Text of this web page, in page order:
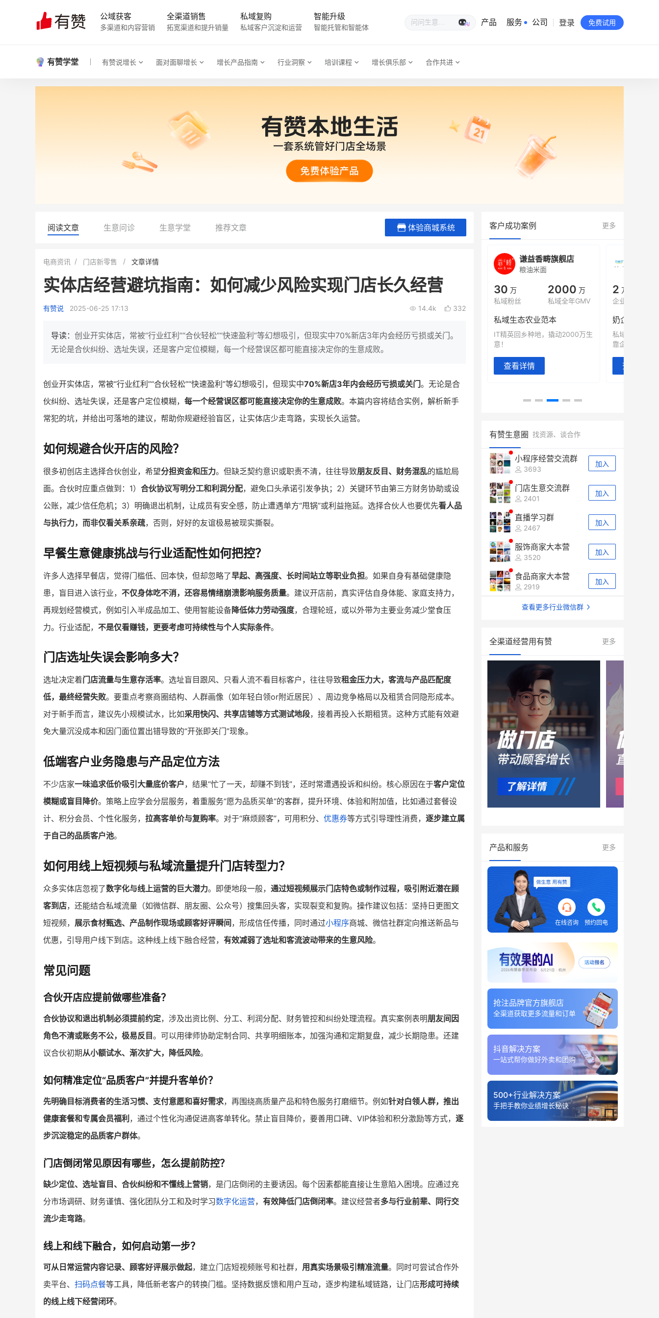
公域获客
多渠道和内容营销
全渠道销售
拓宽渠道和提升销量
私域复购
私域客户沉淀和运营
智能升级
智能托管和智能体
生意专家
产品 服务 公司
有赞公益
站点地图
登录 免费试用
有赞学堂 有赞说增长 面对面聊增长 增长产品指南 行业洞察 培训课程 增长俱乐部 合作共进
阅读文章 生意问诊 生意学堂 推荐文章 体验商城系统
电商资讯 门店新零售 文章详情
实体店经营避坑指南：如何减少风险实现门店长久经营
有赞说 2025-06-25 17:13 14.4k 332
导读： 创业开实体店，常被“行业红利”“合伙轻松”“快速盈利”等幻想吸引，但现实中70%新店3年内会经历亏损或关门。
无论是合伙纠纷、选址失误，还是客户定位模糊，每一个经营误区都可能直接决定你的生意成败。
创业开实体店，常被“行业红利”“合伙轻松”“快速盈利”等幻想吸引，但现实中70%新店3年内会经历亏损或关门。无论是合
伙纠纷、选址失误，还是客户定位模糊， 每一个经营误区都可能直接决定你的生意成败。本篇内容将结合实例，解析新手
常犯的坑，并给出可落地的建议，帮助你规避经验盲区，让实体店少走弯路，实现长久运营。
如何规避合伙开店的风险？
很多初创店主选择合伙创业，希望分担资金和压力。但缺乏契约意识或职责不清，往往导致朋友反目、财务混乱的尴尬局
面。合伙时应重点做到：1） 合伙协议写明分工和利润分配，避免口头承诺引发争执；2）关键环节由第三方财务协助或设
公账，减少信任危机；3）明确退出机制，让成员有安全感，防止遭遇单方“甩锅”或利益拖延。选择合伙人也要优先看人品
与执行力，而非仅看关系亲疏，否则，好好的友谊极易被现实撕裂。
早餐生意健康挑战与行业适配性如何把控？
许多人选择早餐店，觉得门槛低、回本快，但却忽略了早起、高强度、长时间站立等职业负担。如果自身有基础健康隐
患，盲目进入该行业， 不仅身体吃不消，还容易情绪崩溃影响服务质量。建议开店前，真实评估自身体能、家庭支持力，
再规划经营模式，例如引入半成品加工、使用智能设备降低体力劳动强度，合理轮班，或以外带为主要业务减少堂食压
力。行业适配， 不是仅看赚钱，更要考虑可持续性与个人实际条件。
门店选址失误会影响多大？
选址决定着门店流量与生意存活率。选址盲目跟风、只看人流不看目标客户，往往导致租金压力大，客流与产品匹配度
低，最终经营失败。要重点考察商圈结构、人群画像（如年轻白领or附近居民）、周边竞争格局以及租赁合同隐形成本。
对于新手而言，建议先小规模试水，比如采用快闪、共享店铺等方式测试地段，接着再投入长期租赁。这种方式能有效避
免大量沉没成本和因门面位置出错导致的“开张即关门”现象。
低端客户业务隐患与产品定位方法
不少店家一味追求低价吸引大量底价客户，结果“忙了一天，却赚不到钱”，还时常遭遇投诉和纠纷。核心原因在于客户定位
模糊或盲目降价。策略上应学会分层服务，着重服务“愿为品质买单”的客群，提升环境、体验和附加值，比如通过套餐设
计、积分会员、个性化服务， 拉高客单价与复购率。对于“麻烦顾客”，可用积分、 优惠券等方式引导理性消费， 逐步建立属
于自己的品质客户池。
如何用线上短视频与私域流量提升门店转型力？
众多实体店忽视了数字化与线上运营的巨大潜力。即便地段一般， 通过短视频展示门店特色或制作过程，吸引附近潜在顾
客到店，还能结合私域流量（如微信群、朋友圈、公众号）搜集回头客，实现裂变和复购。操作建议包括：坚持日更图文
短视频， 展示食材甄选、产品制作现场或顾客好评瞬间，形成信任传播，同时通过小程序商城、微信社群定向推送新品与
优惠，引导用户线下到店。这种线上线下融合经营， 有效减弱了选址和客流波动带来的生意风险。
常见问题
合伙开店应提前做哪些准备？
合伙协议和退出机制必须提前约定，涉及出资比例、分工、利润分配、财务管控和纠纷处理流程。真实案例表明朋友间因
角色不清或账务不公，极易反目。可以用律师协助定制合同、共享明细账本，加强沟通和定期复盘，减少长期隐患。还建
议合伙初期从小额试水、渐次扩大，降低风险。
如何精准定位“品质客户”并提升客单价？
先明确目标消费者的生活习惯、支付意愿和喜好需求，再围绕高质量产品和特色服务打磨细节。例如针对白领人群，推出
健康套餐和专属会员福利 ，通过个性化沟通促进高客单转化。禁止盲目降价，要善用口碑、VIP体验和积分激励等方式， 逐
步沉淀稳定的品质客户群体。
门店倒闭常见原因有哪些，怎么提前防控？
缺少定位、选址盲目、合伙纠纷和不懂线上营销，是门店倒闭的主要诱因。每个因素都能直接让生意陷入困境。应通过充
分市场调研、财务谨慎、强化团队分工和及时学习数字化运营， 有效降低门店倒闭率。建议经营者多与行业前辈、同行交
流少走弯路。
线上和线下融合，如何启动第一步？
可从日常运营内容记录、顾客好评展示做起，建立门店短视频账号和社群， 用真实场景吸引精准流量。同时可尝试合作外
卖平台、 扫码点餐等工具，降低新老客户的转换门槛。坚持数据反馈和用户互动，逐步构建私域链路，让门店形成可持续
的线上线下经营闭环。
客户成功案例 更多
白帝牛奶旗舰店
900 万
私域样本打法！新希望白帝乳业
靠企业微信实现销售额翻 8 倍！
80% +
7900 万
三只松鼠旗下的网红婴儿辅食品
牌，22天便拿下类目第一
母婴
有货源没流量？母婴馆如何破局
他只用7年做到平台销冠，转战私
域如何破局？
查看详情
200 万
200
这家女装连锁如何借有赞破局新
零售？
谦益香畴旗舰店
粮油米面
30 万
私域粉丝
2000 万
私域全年GMV
私域生态农业范本
IT精英回乡种地，撬动2000万生
意！
查看详情
2 万人
奶企靠企业
私域样本打法
靠企业微信实
查看详情
有赞生意圈 找资源、谈合作
小程序经营交流群
3693
加入
门店生意交流群
2401
加入
直播学习群
2467
加入
服饰商家大本营
3520
加入
食品商家大本营
2919
加入
查看更多行业微信群
全渠道经营用有赞 更多
产品和服务 更多
在线咨询 预约回电
抢注品牌官方旗舰店
全渠道获取更多流量和订单
抖音解决方案
一站式帮你做好外卖和团购
500+行业解决方案
手把手教你业绩增长秘诀